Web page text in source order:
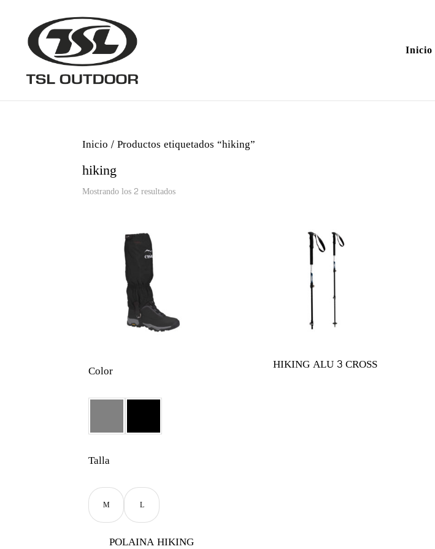
Inicio
Inicio/ Productos etiquetados “hiking”
hiking
Mostrando los 2 resultadosOrdenado
Color
Talla
M L
POLAINA HIKING
HIKING ALU 3 CROSS